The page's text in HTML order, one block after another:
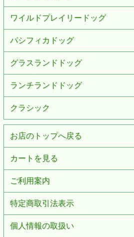
ワイルドプレイリードッグ
パシフィカドッグ
グラスランドドッグ
ランチランドドッグ
クラシック
お店のトップへ戻る
カートを見る
ご利用案内
特定商取引法表示
個人情報の取扱い